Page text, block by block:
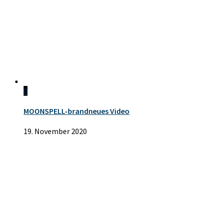
0
MOONSPELL-brandneues Video
19. November 2020